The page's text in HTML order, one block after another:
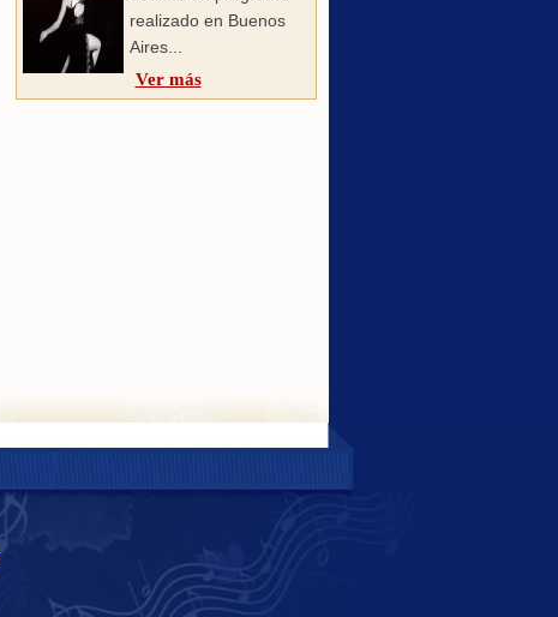
realizado en Buenos
Aires...
Ver más